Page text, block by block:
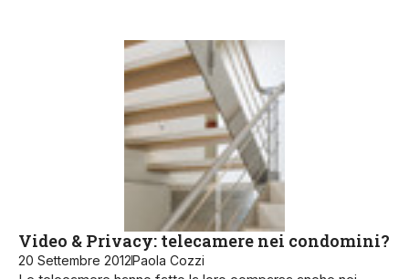
Video & Privacy: telecamere nei condomini?
20 Settembre 2012Paola Cozzi